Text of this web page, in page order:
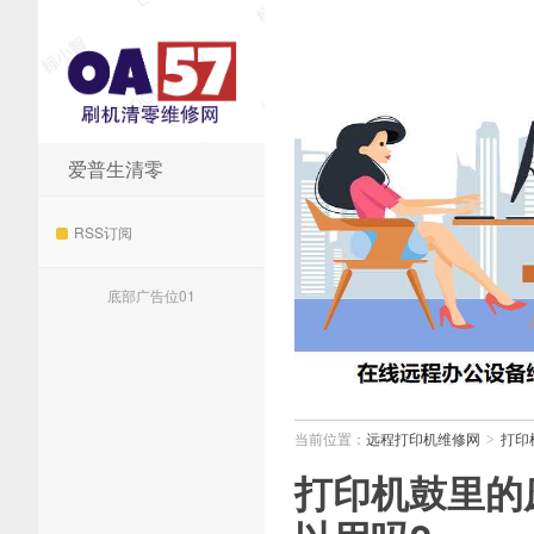
爱普生清零
RSS订阅
底部广告位01
当前位置： 远程打印机维修网 > 打印
打印机鼓里